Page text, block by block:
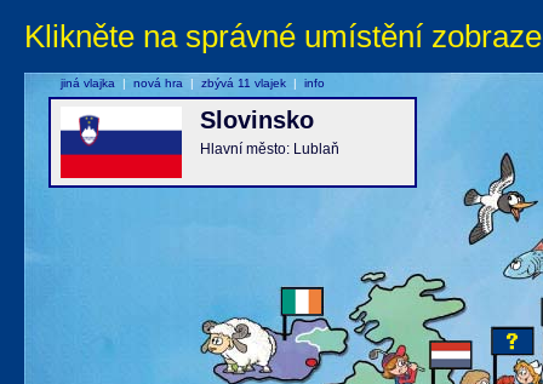
Klikněte na správné umístění
Slovinsko
Hlavní město: Lublaň
jiná vlajka | nová hra | zbývá 11 vlajek | info